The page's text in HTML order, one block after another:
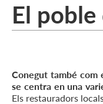
El poble
Conegut també com
se centra en una
Els restauradors